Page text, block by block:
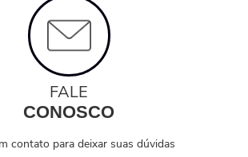
FALE
CONOSCO
contato para deixar suas dúvidas